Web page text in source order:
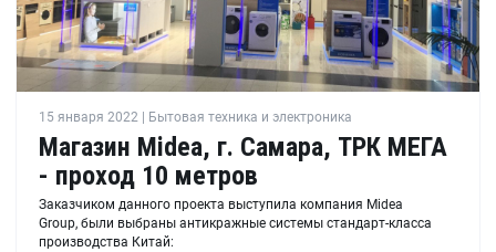
15 января 2022 | Бытовая техника и электроника
Магазин Midea, г. Самара, ТРК МЕГА
- проход 10 метров
Заказчиком данного проекта выступила компания Midea
Group, были выбраны антикражные системы стандарт-класса
производства Китай: